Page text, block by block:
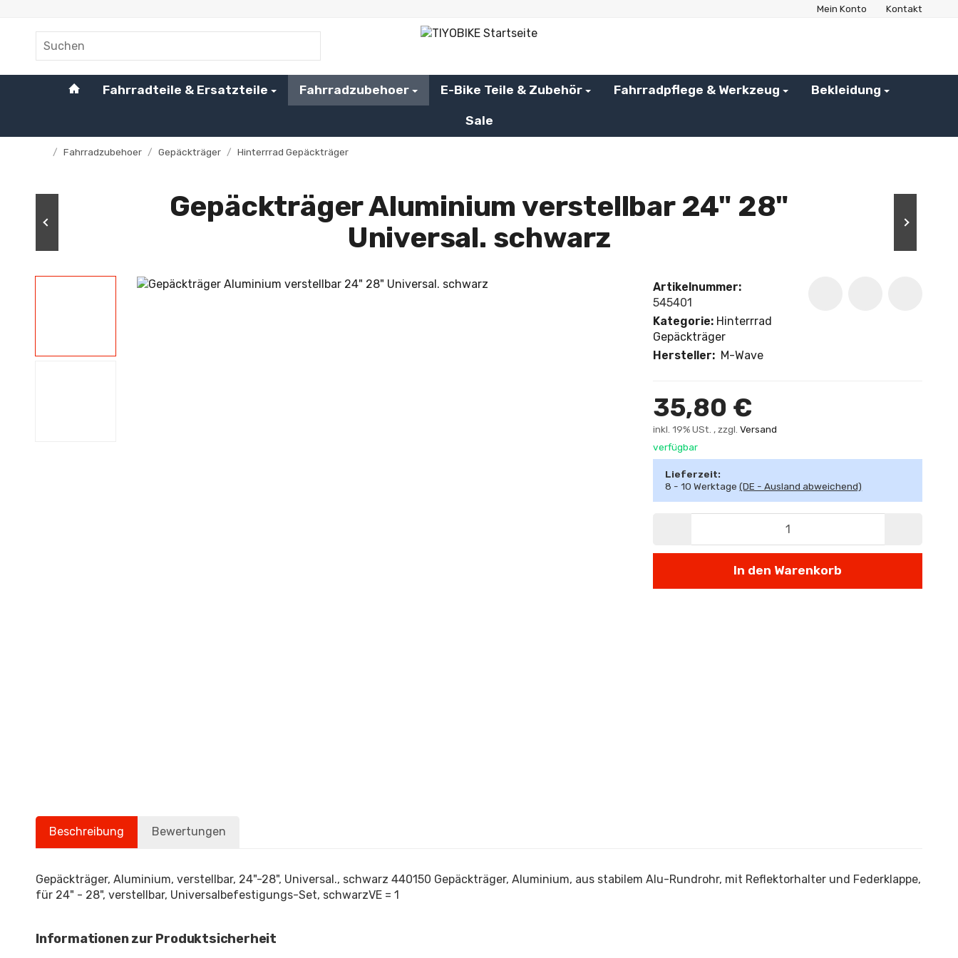
Mein Konto Kontakt
#custom.linkHome#
Fahrradteile & Ersatzteile Fahrradzubehoer E-Bike Teile & Zubehör Fahrradpflege & Werkzeug Bekleidung
Sale
/ Fahrradzubehoer / Gepäckträger / Hinterrrad Gepäckträger
Gepäckträger Aluminium verstellbar 24" 28"
Universal. schwarz
Artikelnummer:
545401
Kategorie: Hinterrrad
Gepäckträger
Hersteller: M-Wave
35,80 €
inkl. 19% USt. , zzgl.Versand
verfügbar
Lieferzeit:
8 - 10 Werktage(DE - Ausland abweichend)
In den Warenkorb
Beschreibung Bewertungen
Gepäckträger, Aluminium, verstellbar, 24"-28", Universal., schwarz 440150 Gepäckträger, Aluminium, aus stabilem Alu-Rundrohr, mit Reflektorhalter und Federklappe,
für 24" - 28", verstellbar, Universalbefestigungs-Set, schwarzVE = 1
Informationen zur Produktsicherheit